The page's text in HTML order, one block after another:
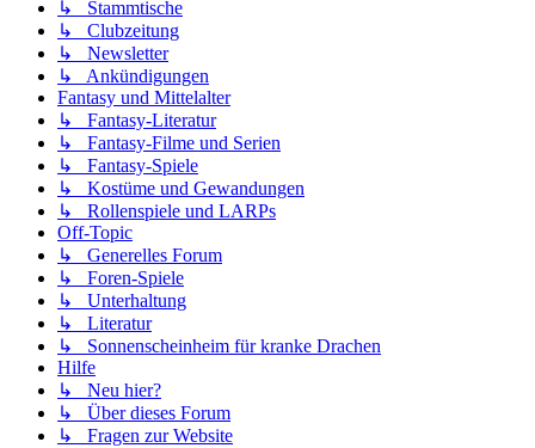
↳ Stammtische
↳ Clubzeitung
↳ Newsletter
↳ Ankündigungen
Fantasy und Mittelalter
↳ Fantasy-Literatur
↳ Fantasy-Filme und Serien
↳ Fantasy-Spiele
↳ Kostüme und Gewandungen
↳ Rollenspiele und LARPs
Off-Topic
↳ Generelles Forum
↳ Foren-Spiele
↳ Unterhaltung
↳ Literatur
↳ Sonnenscheinheim für kranke Drachen
Hilfe
↳ Neu hier?
↳ Über dieses Forum
↳ Fragen zur Website